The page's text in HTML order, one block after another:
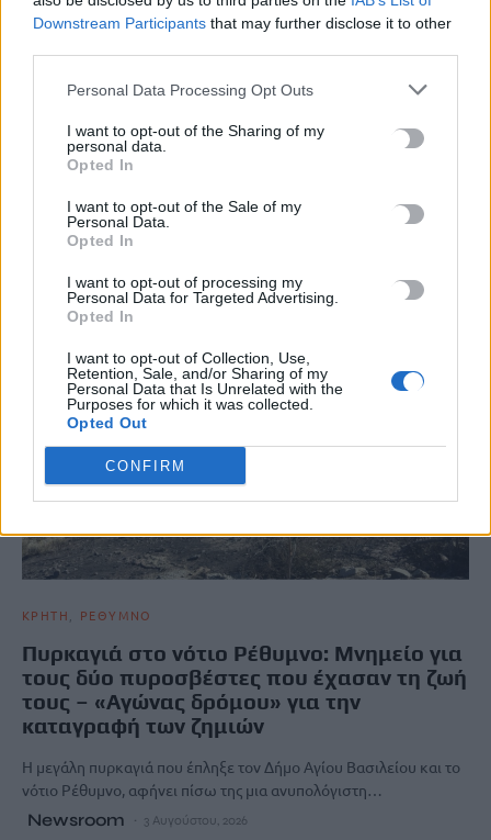
Downstream Participants that may further disclose it to other
Personal Data Processing Opt Outs
I want to opt-out of the Sharing of my
personal data.
Opted In
I want to opt-out of the Sale of my
Personal Data.
Opted In
I want to opt-out of processing my
Personal Data for Targeted Advertising.
Opted In
I want to opt-out of Collection, Use,
Retention, Sale, and/or Sharing of my
Personal Data that Is Unrelated with the
Purposes for which it was collected.
Opted Out
CONFIRM
ΚΡΗΤΗ ΛΑΣΙΘΙ
από την πυρκαγιά – Προτεραιότητα η
των πληγέντων
εκπρόσωποι της Πολιτείας, της Αυτοδιοίκησης και των αρμόδιων
υπηρεσιών, προκειμένου…
ΚΡΗΤΗ ΡΕΘΥΜΝΟ
Πυρκαγιά στο νότιο Ρέθυμνο: Μνημείο για
τους δύο πυροσβέστες που έχασαν τη ζωή
τους – «Αγώνας δρόμου» για την
καταγραφή των ζημιών
Η μεγάλη πυρκαγιά που έπληξε τον Δήμο Αγίου Βασιλείου και το
νότιο Ρέθυμνο, αφήνει πίσω της μια ανυπολόγιστη…
Newsroom 3 Αυγούστου, 2026